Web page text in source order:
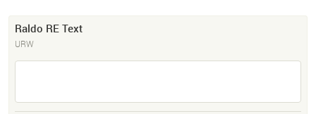
Raldo RE Text
URW